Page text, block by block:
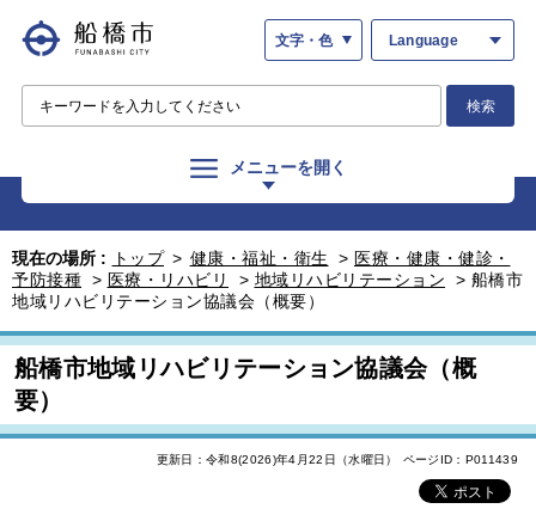
文字・色 Language
検索
メニューを開く
現在の場所 : トップ > 健康・福祉・衛生 > 医療・健康・健診・
予防接種 > 医療・リハビリ > 地域リハビリテーション > 船橋市
地域リハビリテーション協議会（概要）
船橋市地域リハビリテーション協議会（概
要）
更新日：令和8(2026)年4月22日（水曜日） ページID：P011439